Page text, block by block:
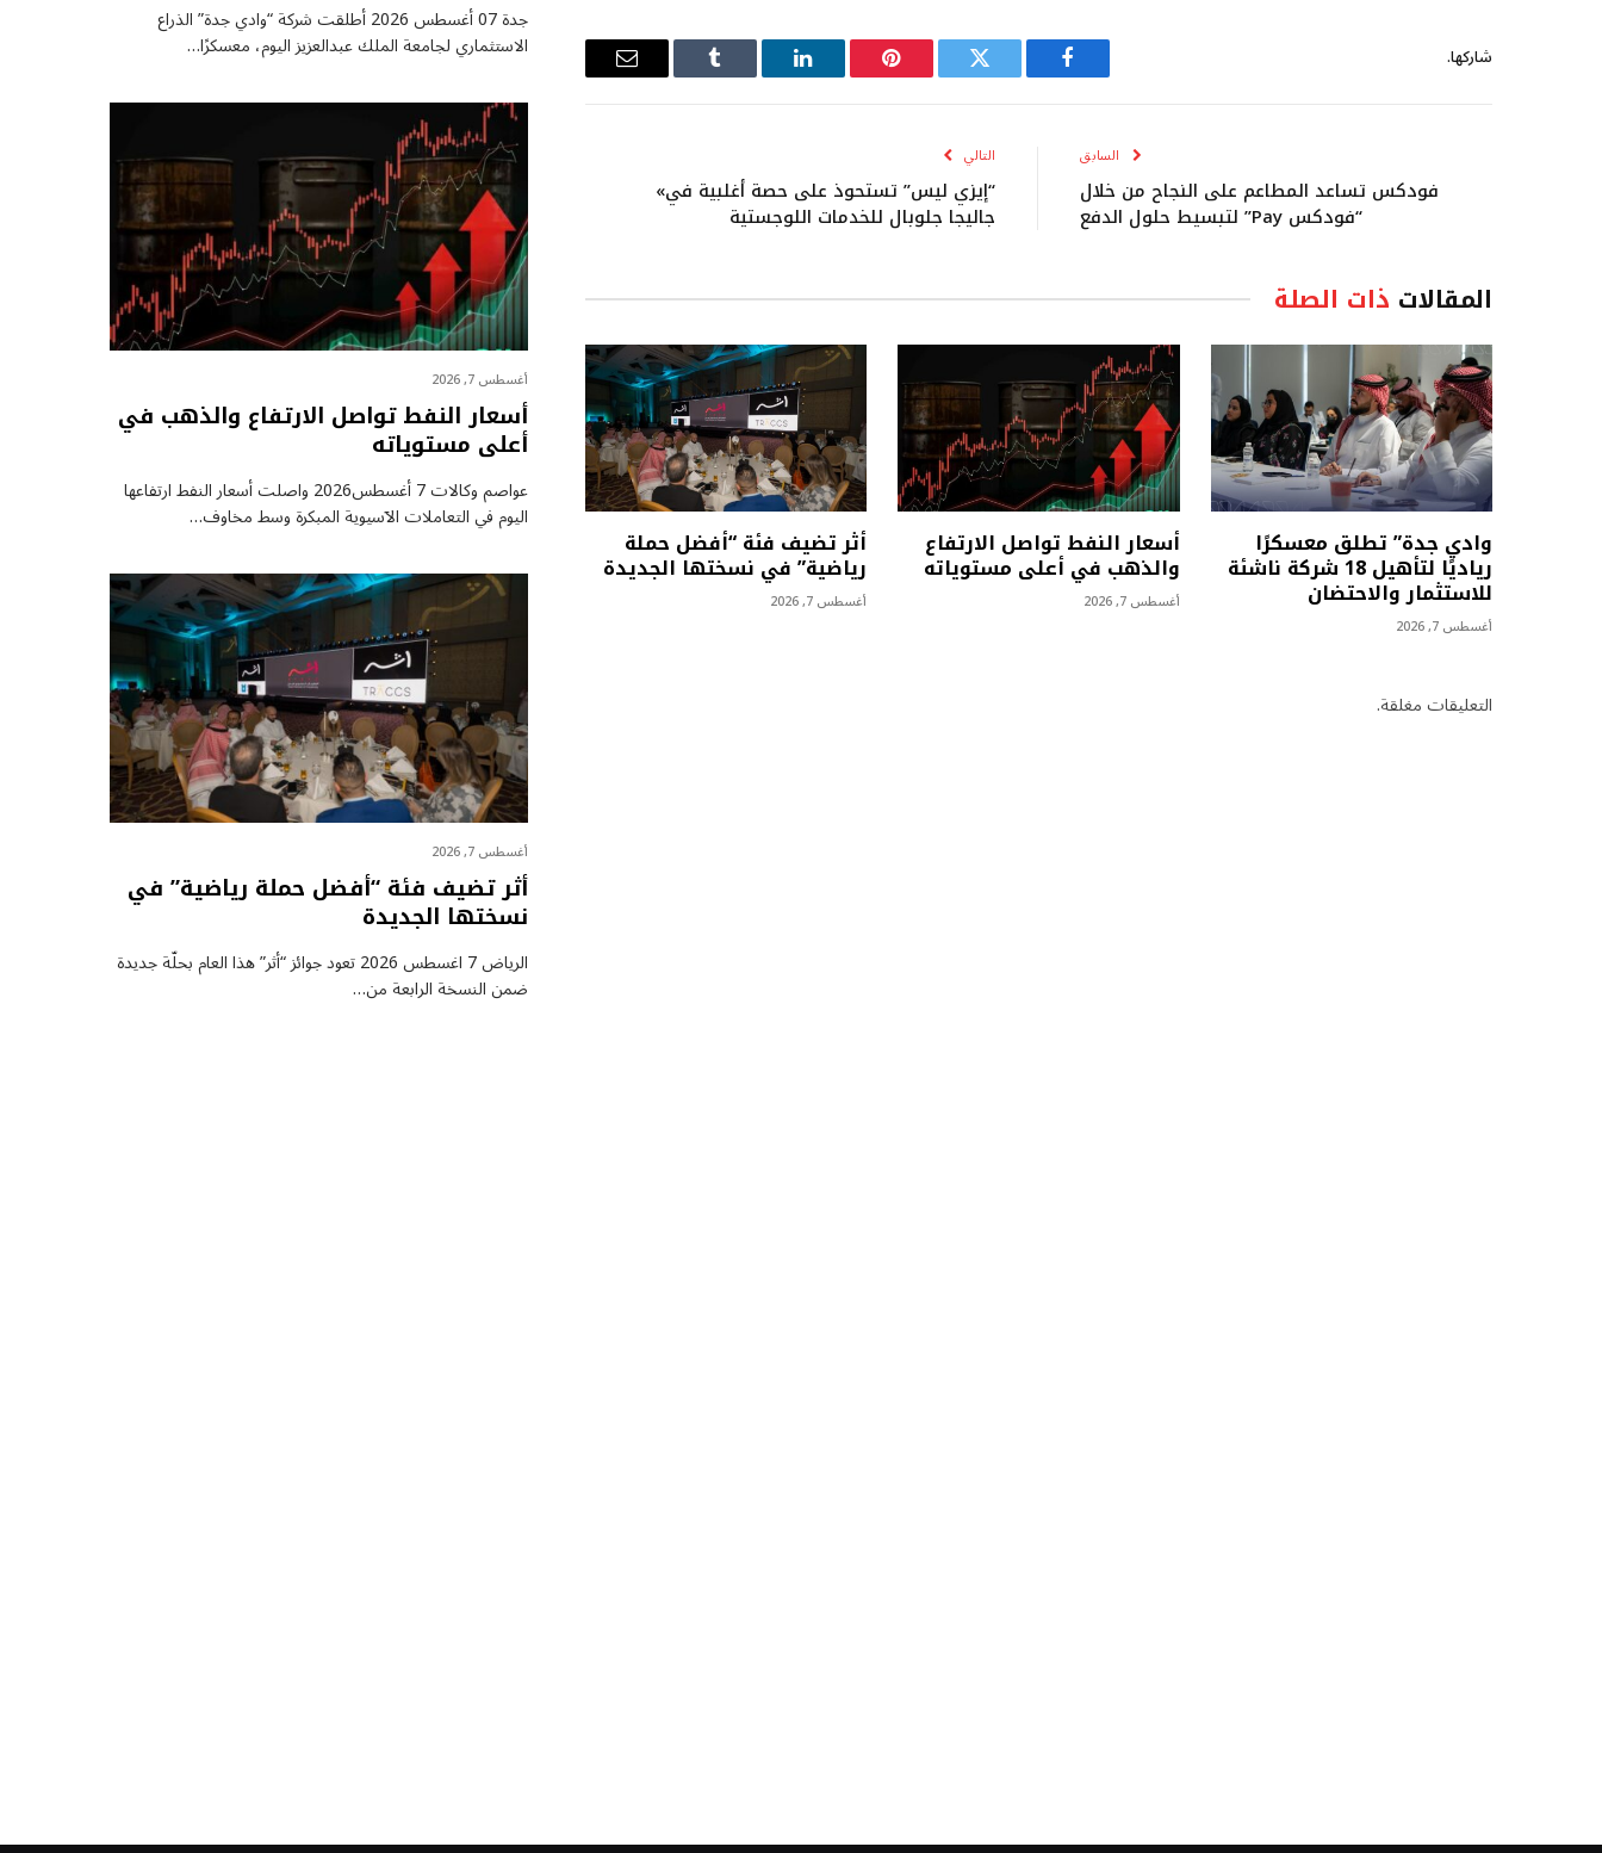
شاركها.
فيسبوك تويتر بينتيريستلينكدإن Tumblr
البريد
السابق
فودكس تساعد المطاعم على النجاح من خلال
“فودكس Pay” لتبسيط حلول الدفع
التالي
“إيزي ليس” تستحوذ على حصة أغلبية في»
جاليجا جلوبال للخدمات اللوجستية
المقالات ذات الصلة
وادي جدة” تطلق معسكرًا
رياديًا لتأهيل 18 شركة ناشئة
للاستثمار والاحتضان
أغسطس 7, 2026
أسعار النفط تواصل الارتفاع
والذهب في أعلى مستوياته
أغسطس 7, 2026
أثر تضيف فئة “أفضل حملة
رياضية” في نسختها الجديدة
أغسطس 7, 2026
التعليقات مغلقة.
جدة 07 أغسطس 2026 أطلقت شركة “وادي جدة” الذراع
الاستثماري لجامعة الملك عبدالعزيز اليوم، معسكرًا…
أغسطس 7, 2026
أسعار النفط تواصل الارتفاع والذهب في
أعلى مستوياته
عواصم وكالات 7 أغسطس2026 واصلت أسعار ⁠النفط ارتفاعها
اليوم في التعاملات الآسيوية المبكرة وسط مخاوف…
أغسطس 7, 2026
أثر تضيف فئة “أفضل حملة رياضية” في
نسختها الجديدة
الرياض 7 اغسطس 2026 تعود جوائز “أثر” هذا العام بحلّة جديدة
ضمن النسخة الرابعة من…